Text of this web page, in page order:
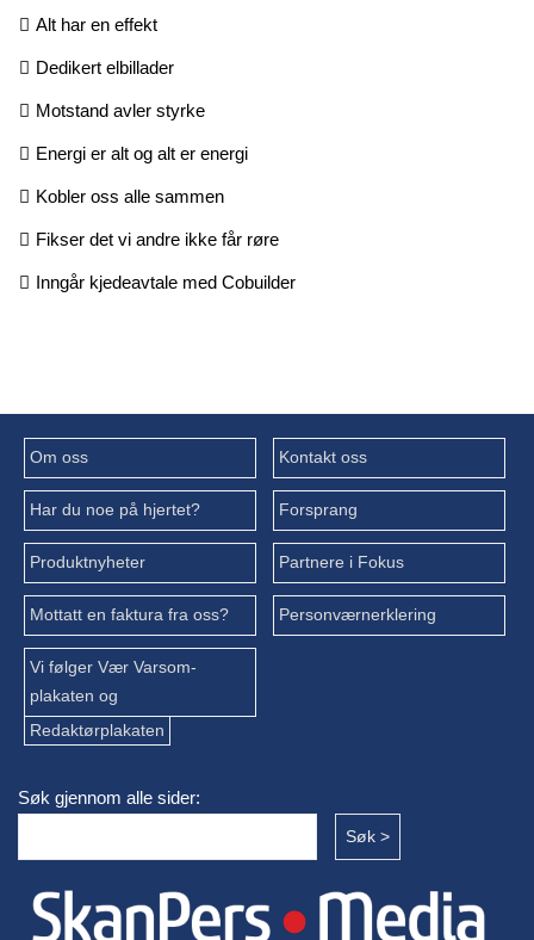
Alt har en effekt
Dedikert elbillader
Motstand avler styrke
Energi er alt og alt er energi
Kobler oss alle sammen
Fikser det vi andre ikke får røre
Inngår kjedeavtale med Cobuilder
Om oss Kontakt oss
Har du noe på hjertet? Forsprang
Produktnyheter Partnere i Fokus
Mottatt en faktura fra oss? Personværnerklering
Vi følger Vær Varsom-
plakaten og
Redaktørplakaten
Søk gjennom alle sider: